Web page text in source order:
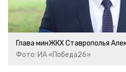
Глава минЖКХ Ставрополья
Фото: ИА «Победа26»